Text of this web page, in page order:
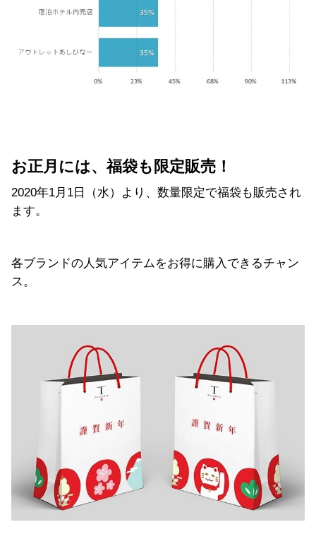
お正月には、福袋も限定販売！
2020年1月1日（水）より、数量限定で福袋も販売され
ます。
各ブランドの人気アイテムをお得に購入できるチャン
ス。